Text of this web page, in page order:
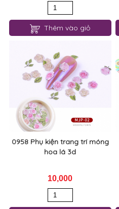
Thêm vào giỏ
0958 Phụ kiện trang trí móng
hoa lá 3d
10,000